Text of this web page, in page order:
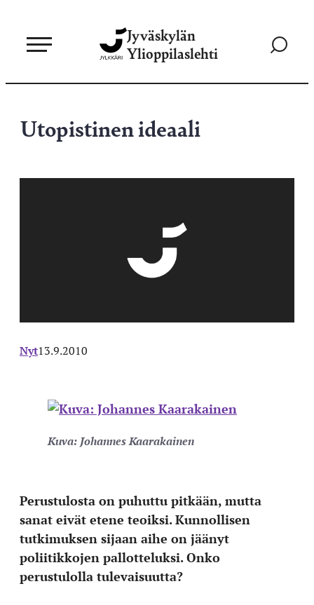
sisältöön
Jyväskylän
Ylioppilaslehti
Siirry
Utopistinen ideaali
Nyt13.9.2010
Kuva: Johannes Kaarakainen
Perustulosta on puhuttu pitkään, mutta
sanat eivät etene teoiksi. Kunnollisen
tutkimuksen sijaan aihe on jäänyt
poliitikkojen pallotteluksi. Onko
perustulolla tulevaisuutta?